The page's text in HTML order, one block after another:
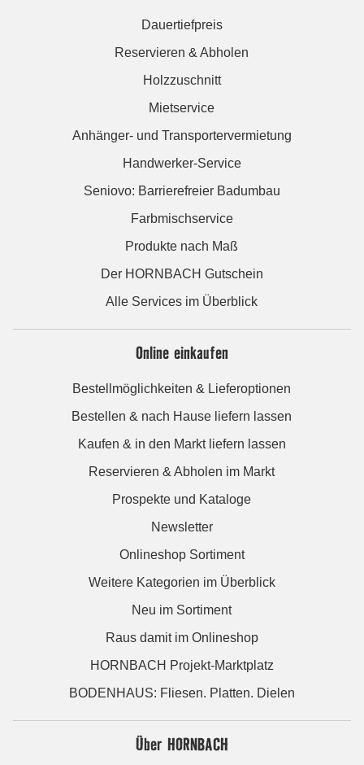
Dauertiefpreis
Reservieren & Abholen
Holzzuschnitt
Mietservice
Anhänger- und Transportervermietung
Handwerker-Service
Seniovo: Barrierefreier Badumbau
Farbmischservice
Produkte nach Maß
Der HORNBACH Gutschein
Alle Services im Überblick
Online einkaufen
Bestellmöglichkeiten & Lieferoptionen
Bestellen & nach Hause liefern lassen
Kaufen & in den Markt liefern lassen
Reservieren & Abholen im Markt
Prospekte und Kataloge
Newsletter
Onlineshop Sortiment
Weitere Kategorien im Überblick
Neu im Sortiment
Raus damit im Onlineshop
HORNBACH Projekt-Marktplatz
BODENHAUS: Fliesen. Platten. Dielen
Über HORNBACH